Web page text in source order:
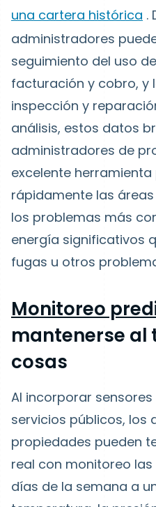
una cartera histórica .
administradores
seguimiento del uso
facturación y cobro, y
inspección y
análisis, estos datos
administradores de
excelente
rápidamente las
los problemas más
energía significativos
fugas u otros
Monitoreo
mantenerse al
cosas
Al incorporar
servicios públicos, los
propiedades pueden
real con monitoreo
días de la semana a